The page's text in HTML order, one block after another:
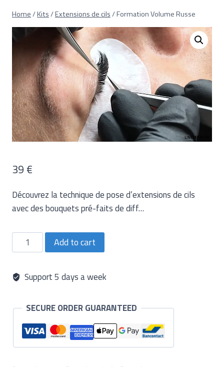
Home/Kits/Extensions de cils/Formation Volume Russe
39 €
Découvrez la technique de pose d’extensions de cils
avec des bouquets pré-faits de diff…
Volume
Add to cart
Support 5 days a week
SECURE ORDER GUARANTEED